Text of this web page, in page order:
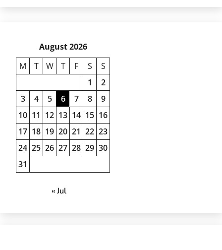
August 2026
M
T W T F S
S
1
2
3
4 5 6 7 8
9
10 11 12 13 14 15 16
17 18 19 20 21 22 23
24 25 26 27 28 29 30
31
« Jul